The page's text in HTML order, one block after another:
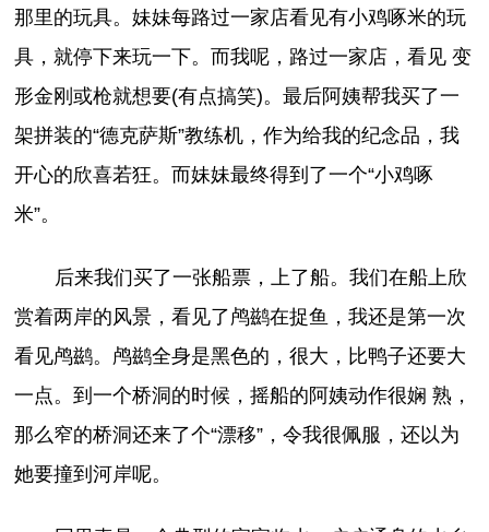
那里的玩具。妹妹每路过一家店看见有小鸡啄米的玩
具，就停下来玩一下。而我呢，路过一家店，看见 变
形金刚或枪就想要(有点搞笑)。最后阿姨帮我买了一
架拼装的“德克萨斯”教练机，作为给我的纪念品，我
开心的欣喜若狂。而妹妹最终得到了一个“小鸡啄
米”。
后来我们买了一张船票，上了船。我们在船上欣
赏着两岸的风景，看见了鸬鹚在捉鱼，我还是第一次
看见鸬鹚。鸬鹚全身是黑色的，很大，比鸭子还要大
一点。到一个桥洞的时候，摇船的阿姨动作很娴 熟，
那么窄的桥洞还来了个“漂移”，令我很佩服，还以为
她要撞到河岸呢。